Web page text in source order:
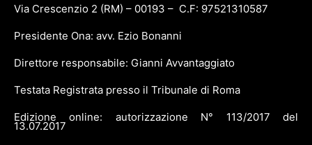
Via Crescenzio 2 (RM) – 00193 – C.F: 97521310587
Presidente Ona: avv. Ezio Bonanni
Direttore responsabile: Gianni Avvantaggiato
Testata Registrata presso il Tribunale di Roma
Edizione online: autorizzazione N° 113/2017 del
13.07.2017